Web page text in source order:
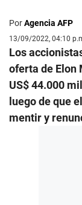
PorAgencia AFP
13/09/2022, 04:10
Los
oferta de Elon
US$ 44.000
luego de que
mentir y